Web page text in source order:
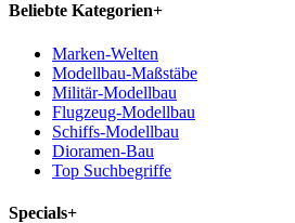
Beliebte Kategorien+
Marken-Welten
Modellbau-Maßstäbe
Militär-Modellbau
Flugzeug-Modellbau
Schiffs-Modellbau
Dioramen-Bau
Top Suchbegriffe
Specials+